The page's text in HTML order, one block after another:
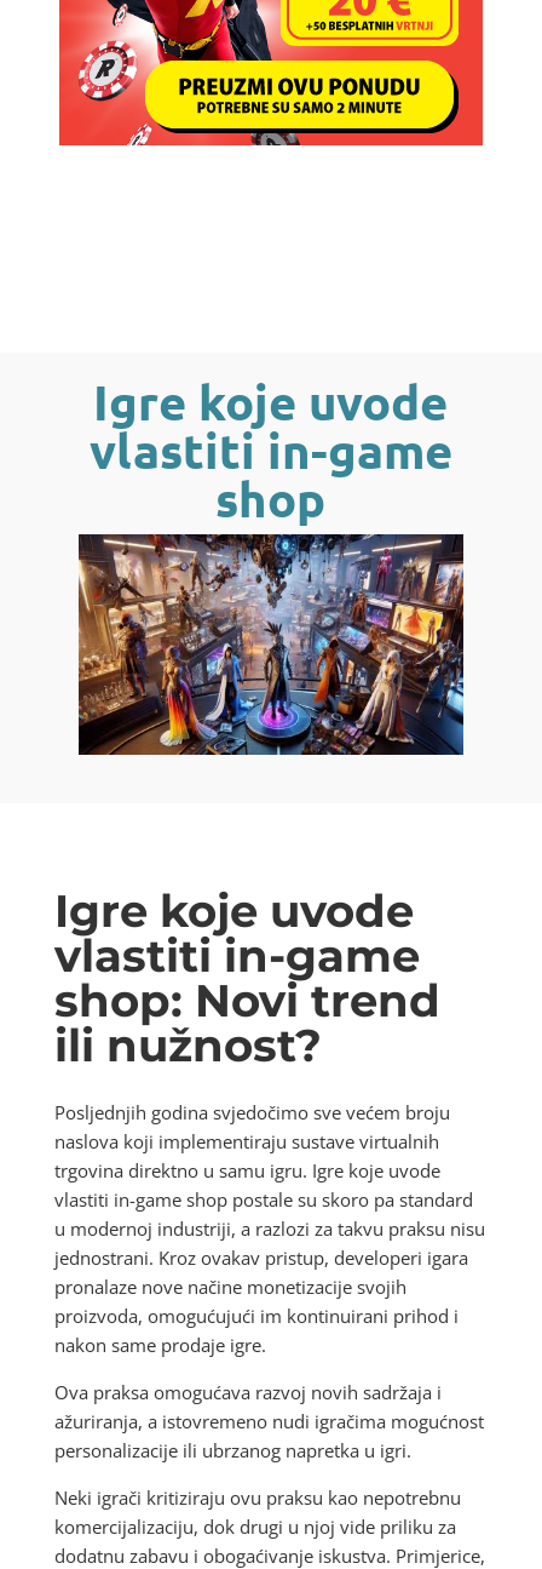
Igre koje uvode
vlastiti in-game
shop
Igre koje uvode
vlastiti in-game
shop: Novi trend
ili nužnost?
Posljednjih godina svjedočimo sve većem broju
naslova koji implementiraju sustave virtualnih
trgovina direktno u samu igru. Igre koje uvode
vlastiti in-game shop postale su skoro pa standard
u modernoj industriji, a razlozi za takvu praksu nisu
jednostrani. Kroz ovakav pristup, developeri igara
pronalaze nove načine monetizacije svojih
proizvoda, omogućujući im kontinuirani prihod i
nakon same prodaje igre.
Ova praksa omogućava razvoj novih sadržaja i
ažuriranja, a istovremeno nudi igračima mogućnost
personalizacije ili ubrzanog napretka u igri.
Neki igrači kritiziraju ovu praksu kao nepotrebnu
komercijalizaciju, dok drugi u njoj vide priliku za
dodatnu zabavu i obogaćivanje iskustva. Primjerice,